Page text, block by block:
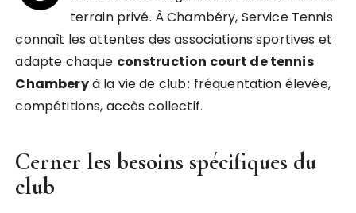
terrain privé. À Chambéry, Service Tennis
connaît les attentes des associations sportives et
adapte chaque construction court de tennis
Chamberyà la vie de club : fréquentation élevée,
compétitions, accès collectif.
Cerner les besoins spécifiques du
club